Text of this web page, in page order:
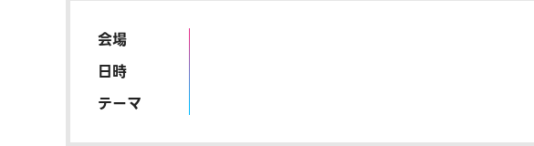
会場
日時
テーマ